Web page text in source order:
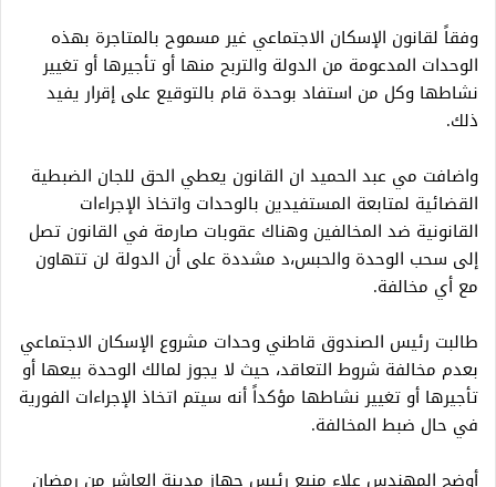
وفقاً لقانون الإسكان الاجتماعي غير مسموح بالمتاجرة بهذه
الوحدات المدعومة من الدولة والتربح منها أو تأجيرها أو تغيير
نشاطها وكل من استفاد بوحدة قام بالتوقيع على إقرار يفيد
ذلك.
واضافت مي عبد الحميد ان القانون يعطي الحق للجان الضبطية
القضائية لمتابعة المستفيدين بالوحدات واتخاذ الإجراءات
القانونية ضد المخالفين وهناك عقوبات صارمة في القانون تصل
إلى سحب الوحدة والحبس،د مشددة على أن الدولة لن تتهاون
مع أي مخالفة.
طالبت رئيس الصندوق قاطني وحدات مشروع الإسكان الاجتماعي
بعدم مخالفة شروط التعاقد، حيث لا يجوز لمالك الوحدة بيعها أو
تأجيرها أو تغيير نشاطها مؤكداً أنه سيتم اتخاذ الإجراءات الفورية
في حال ضبط المخالفة.
أوضح المهندس علاء منيع رئيس جهاز مدينة العاشر من رمضان